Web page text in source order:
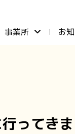
事業所 お
ってき